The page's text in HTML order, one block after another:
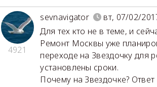
4921
sevnavigator
вт, 07/02/
Для тех кто не в теме, и
Ремонт Москвы уже
переходе на Звездочку для
установлены сроки.
Почему на Звездочке?